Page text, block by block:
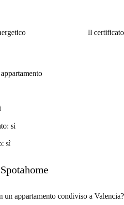
Il
sì
sì
un appartamento condiviso a